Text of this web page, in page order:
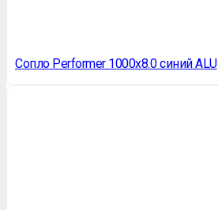
Сопло Performer 1000х8.0 синий ALU